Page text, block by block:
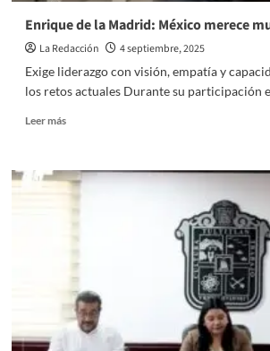
Enrique de la Madrid: México merece
La Redacción
4 septiembre, 2025
Exige liderazgo con visión, empatía y
los retos actuales Durante su participación
Leer másRead
Enrique
de
más